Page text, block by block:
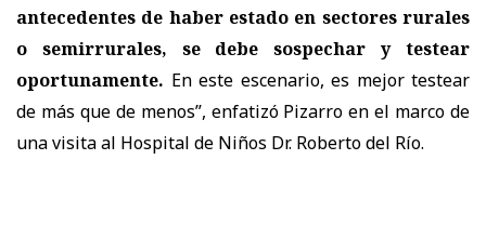
antecedentes de haber estado en sectores rurales
o semirrurales, se debe sospechar y testear
oportunamente. En este escenario, es mejor testear
de más que de menos”, enfatizó Pizarro en el marco de
una visita al Hospital de Niños Dr. Roberto del Río.